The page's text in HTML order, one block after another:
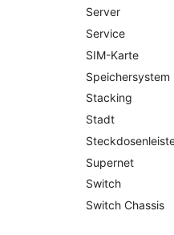
Listener
Lizenzschlüssel
Logbuch
Login
Logische Geräte
Logische Geräte
Server)
Logische
Mobilfunk
Modell
Server
Service
SIM-Karte
Speichersystem
Stacking
Stadt
Supernet
Switch
Switch Chassis